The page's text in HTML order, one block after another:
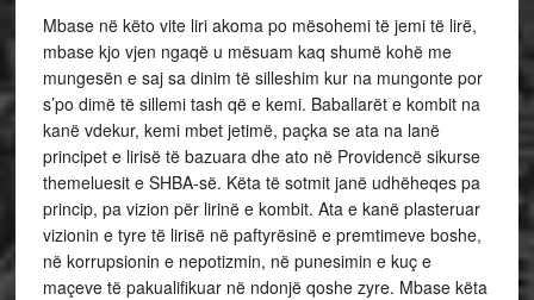
Mbase në këto vite liri akoma po mësohemi të jemi të lirë,
mbase kjo vjen ngaqë u mësuam kaq shumë kohë me
mungesën e saj sa dinim të silleshim kur na mungonte por
s’po dimë të sillemi tash që e kemi. Baballarët e kombit na
kanë vdekur, kemi mbet jetimë, paçka se ata na lanë
principet e lirisë të bazuara dhe ato në Providencë sikurse
themeluesit e SHBA-së. Këta të sotmit janë udhëheqes pa
princip, pa vizion për lirinë e kombit. Ata e kanë plasteruar
vizionin e tyre të lirisë në paftyrësinë e premtimeve boshe,
në korrupsionin e nepotizmin, në punesimin e kuç e
maçeve të pakualifikuar në ndonjë qoshe zyre. Mbase këta